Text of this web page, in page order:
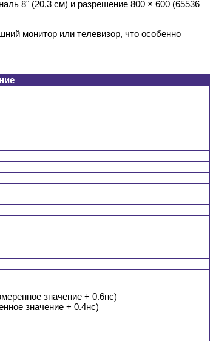
8" (20,3 см) и разрешение 800 × 600 (65536
монитор или телевизор, что особенно
значение + 0.6нс)
значение + 0.4нс)